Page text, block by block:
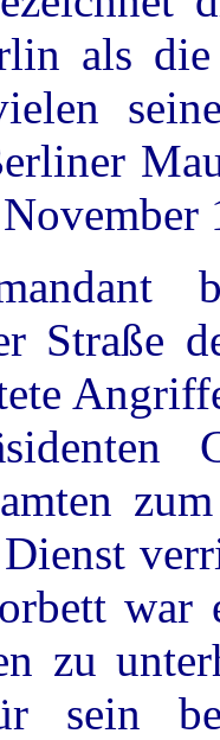
als die
Straße
war
zu
sein